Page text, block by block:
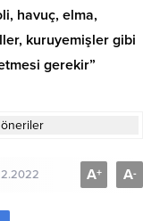
havuç, elma,
kuruyemişler gibi
gerekir”
A+ A-